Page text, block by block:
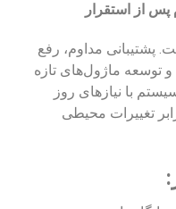
پشتیبانی مداوم، رفع
توسعه ماژول‌های تازه
با نیازهای روز
تغییرات محیطی